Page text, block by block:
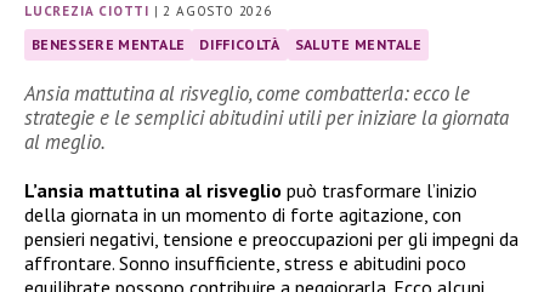
LUCREZIA CIOTTI | 2 AGOSTO 2026
BENESSERE MENTALE DIFFICOLTÀ SALUTE MENTALE
Ansia mattutina al risveglio, come combatterla: ecco le
strategie e le semplici abitudini utili per iniziare la giornata
al meglio.
L’ansia mattutina al risveglio può trasformare l’inizio
della giornata in un momento di forte agitazione, con
pensieri negativi, tensione e preoccupazioni per gli impegni da
affrontare. Sonno insufficiente, stress e abitudini poco
equilibrate possono contribuire a peggiorarla. Ecco alcuni